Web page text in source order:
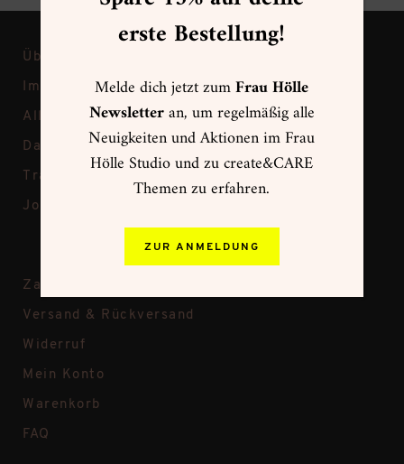
Über Frau Hölle
Impressum
Allgemeine Geschäftsbedingungen
Datenschutz
Transparenz bei Frau Hölle
Jobs
Zahlungsweisen
Versand & Rückversand
Widerruf
Mein Konto
Warenkorb
FAQ
erste Bestellung!
Melde dich jetzt zumFrau Hölle
Newsletteran, um regelmäßig alle
Neuigkeiten und Aktionen im Frau
Hölle Studio und zu create&CARE
Themen zu erfahren.
ZUR ANMELDUNG